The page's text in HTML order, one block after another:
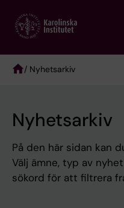
main
/ Nyhetsarkiv
Nyhetsarkiv
På den här sidan kan
Välj ämne, typ av
sökord för att filtrera